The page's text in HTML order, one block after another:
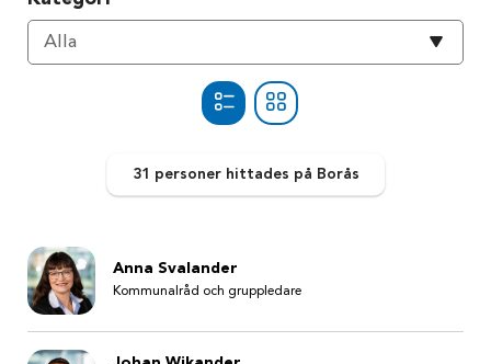
Alla
31 personerhittades på Borås
Anna Svalander
Kommunalråd och gruppledare